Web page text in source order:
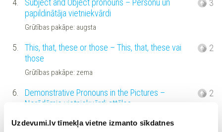
Uzdevumi.lv tīmekļa vietne izmanto sīkdatnes
4.
Subject and Object pronouns – Personu un
papildinātāja vietniekvārdi
Grūtības pakāpe: augsta
3
5.
This, that, these or those – This, that, these vai
those
Grūtības pakāpe: zema
2
6.
Demonstrative Pronouns in the Pictures –
Norādāmie vietniekvārdi attēlos
2